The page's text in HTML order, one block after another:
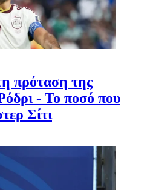
πρόταση της
- Το ποσό που
Σίτι